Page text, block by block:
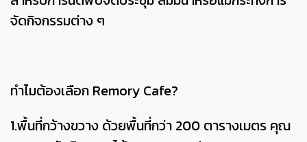
จัดกิจกรรมต่าง ๆ
ทำไมต้องเลือก Remory Cafe?
1.พื้นที่กว้างขวาง ด้วยพื้นที่กว่า 200 ตารางเมตร คุณ